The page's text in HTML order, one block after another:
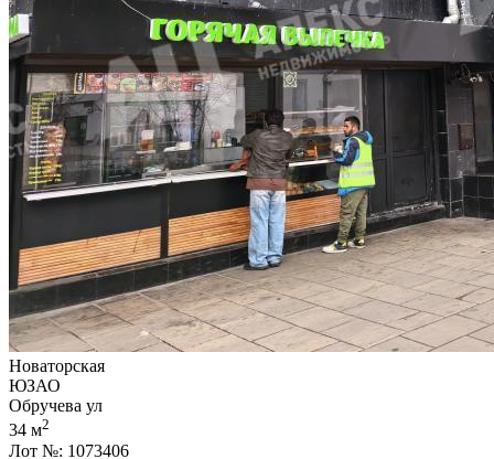
Новаторская
ЮЗАО
Обручева ул
34 м2
Лот №: 1073406